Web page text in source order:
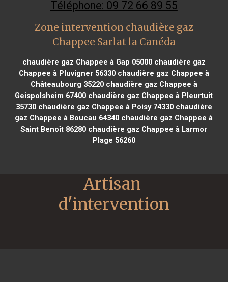
Téléphone: 09 72 66 89 55
Zone intervention chaudière gaz
Chappee Sarlat la Canéda
chaudière gaz Chappee à Gap 05000chaudière gaz
Chappee à Pluvigner 56330chaudière gaz Chappee à
Châteaubourg 35220chaudière gaz Chappee à
Geispolsheim 67400 chaudière gaz Chappee à Pleurtuit
35730chaudière gaz Chappee à Poisy 74330chaudière
gaz Chappee à Boucau 64340 chaudière gaz Chappee à
Saint Benoît 86280 chaudière gaz Chappee à Larmor
Plage 56260
Artisan
d'intervention